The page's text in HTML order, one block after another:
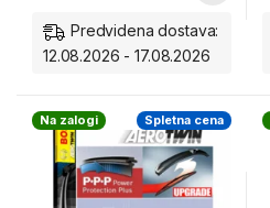
Predvidena dostava:
12.08.2026 - 17.08.2026
Na zalogi Spletna cena